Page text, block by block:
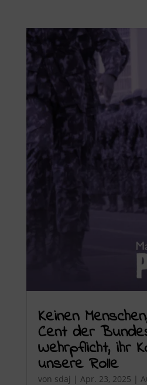
Keinen
Cent der
Wehrpflicht, ihr
unsere Rolle
von sdaj | Apr. 23, 2025 |